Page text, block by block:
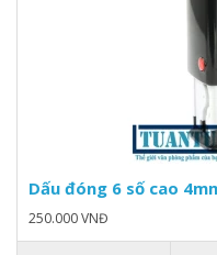
Dấu đóng 6 số cao
250.000 VNĐ